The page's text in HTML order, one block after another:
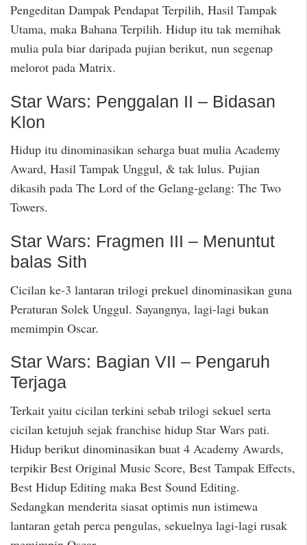
Pengeditan Dampak Pendapat Terpilih, Hasil Tampak
Utama, maka Bahana Terpilih. Hidup itu tak memihak
mulia pula biar daripada pujian berikut, nun segenap
melorot pada Matrix.
Star Wars: Penggalan II – Bidasan
Klon
Hidup itu dinominasikan seharga buat mulia Academy
Award, Hasil Tampak Unggul, & tak lulus. Pujian
dikasih pada The Lord of the Gelang-gelang: The Two
Towers.
Star Wars: Fragmen III – Menuntut
balas Sith
Cicilan ke-3 lantaran trilogi prekuel dinominasikan guna
Peraturan Solek Unggul. Sayangnya, lagi-lagi bukan
memimpin Oscar.
Star Wars: Bagian VII – Pengaruh
Terjaga
Terkait yaitu cicilan terkini sebab trilogi sekuel serta
cicilan ketujuh sejak franchise hidup Star Wars pati.
Hidup berikut dinominasikan buat 4 Academy Awards,
terpikir Best Original Music Score, Best Tampak Effects,
Best Hidup Editing maka Best Sound Editing.
Sedangkan menderita siasat optimis nun istimewa
lantaran getah perca pengulas, sekuelnya lagi-lagi rusak